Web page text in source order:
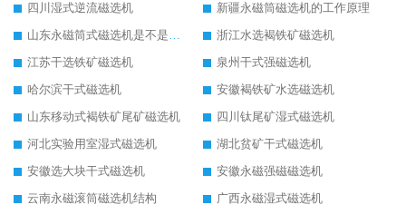
四川湿式逆流磁选机
新疆永磁筒磁选机的工作原理
山东永磁筒式磁选机是不是强磁
浙江水选褐铁矿磁选机
江苏干选铁矿磁选机
泉州干式强磁选机
哈尔滨干式磁选机
安徽褐铁矿水选磁选机
山东移动式褐铁矿尾矿磁选机
四川钛尾矿湿式磁选机
河北实验用室湿式磁选机
湖北贫矿干式磁选机
安徽选大块干式磁选机
安徽永磁强磁磁选机
云南永磁滚筒磁选机结构
广西永磁湿式磁选机